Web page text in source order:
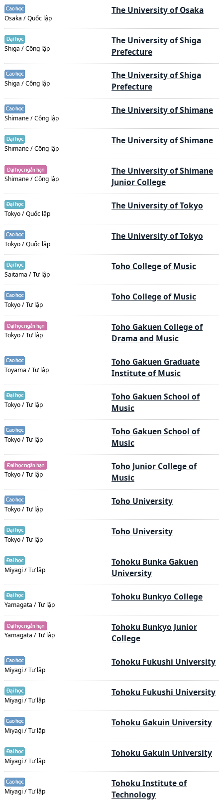
Osaka / Quốc lập
The University of Osaka
Shiga / Công lập
The University of Shiga
Prefecture
Shiga / Công lập
The University of Shiga
Prefecture
Shimane / Công lập
The University of Shimane
Shimane / Công lập
The University of Shimane
Shimane / Công lập
The University of Shimane
Junior College
Tokyo / Quốc lập
The University of Tokyo
Tokyo / Quốc lập
The University of Tokyo
Saitama / Tư lập
Toho College of Music
Tokyo / Tư lập
Toho College of Music
Tokyo / Tư lập
Toho Gakuen College of
Drama and Music
Toyama / Tư lập
Toho Gakuen Graduate
Institute of Music
Tokyo / Tư lập
Toho Gakuen School of
Music
Tokyo / Tư lập
Toho Gakuen School of
Music
Tokyo / Tư lập
Toho Junior College of
Music
Tokyo / Tư lập
Toho University
Tokyo / Tư lập
Toho University
Miyagi / Tư lập
Tohoku Bunka Gakuen
University
Yamagata / Tư lập
Tohoku Bunkyo College
Yamagata / Tư lập
Tohoku Bunkyo Junior
College
Miyagi / Tư lập
Tohoku Fukushi University
Miyagi / Tư lập
Tohoku Fukushi University
Miyagi / Tư lập
Tohoku Gakuin University
Miyagi / Tư lập
Tohoku Gakuin University
Miyagi / Tư lập
Tohoku Institute of
Technology